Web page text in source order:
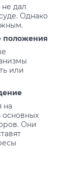
дал
Однако
положения
или
на
основных
Они